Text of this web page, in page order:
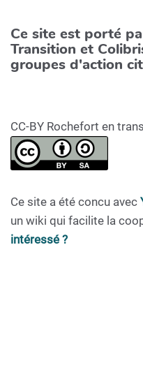
Ce site est porté
Transition et
groupes d'action
CC-BY Rochefort en
Ce site a été concu avec
un wiki qui facilite la
intéressé ?